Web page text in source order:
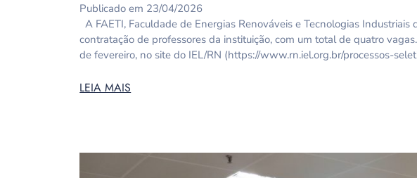
Publicado em 23/04/2026
A FAETI, Faculdade de Energias Renováveis e Tecnologias
contratação de professores da instituição, com um total de quatro
de fevereiro, no site do IEL/RN (https://www.rn.iel.org.br/processos-
LEIA MAIS